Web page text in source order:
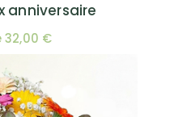
anniversaire
32,00 €